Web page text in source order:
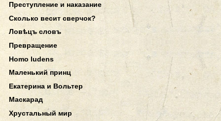
Преступление и наказание
Сколько весит сверчок?
Ловѣцъ словъ
Превращение
Homo ludens
Маленький принц
Екатерина и Вольтер
Маскарад
Хрустальный мир